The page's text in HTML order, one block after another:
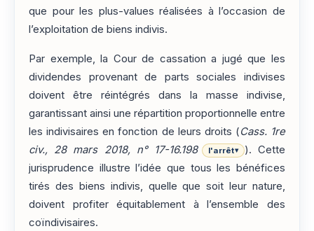
que pour les plus-values réalisées à l’occasion de
l’exploitation de biens indivis.
Par exemple, la Cour de cassation a jugé que les
dividendes provenant de parts sociales indivises
doivent être réintégrés dans la masse indivise,
garantissant ainsi une répartition proportionnelle entre
les indivisaires en fonction de leurs droits (Cass. 1re
civ., 28 mars 2018, n° 17-16.198
l'arrêt▾
). Cette
jurisprudence illustre l’idée que tous les bénéfices
tirés des biens indivis, quelle que soit leur nature,
doivent profiter équitablement à l’ensemble des
coïndivisaires.